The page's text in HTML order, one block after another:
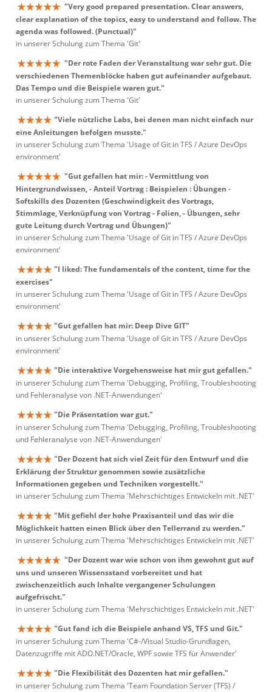
"Very good prepared presentation. Clear answers,
clear explanation of the topics, easy to understand and follow. The
agenda was followed. (Punctual)"
in unserer Schulung zum Thema 'Git'
"Der rote Faden der Veranstaltung war sehr gut. Die
verschiedenen Themenblöcke haben gut aufeinander aufgebaut.
Das Tempo und die Beispiele waren gut."
in unserer Schulung zum Thema 'Git'
"Viele nützliche Labs, bei denen man nicht einfach nur
eine Anleitungen befolgen musste."
in unserer Schulung zum Thema 'Usage of Git in TFS / Azure DevOps
environment'
"Gut gefallen hat mir: - Vermittlung von
Hintergrundwissen, - Anteil Vortrag : Beispielen : Übungen -
Softskills des Dozenten (Geschwindigkeit des Vortrags,
Stimmlage, Verknüpfung von Vortrag - Folien, - Übungen, sehr
gute Leitung durch Vortrag und Übungen)"
in unserer Schulung zum Thema 'Usage of Git in TFS / Azure DevOps
environment'
"I liked: The fundamentals of the content, time for the
exercises"
in unserer Schulung zum Thema 'Usage of Git in TFS / Azure DevOps
environment'
"Gut gefallen hat mir: Deep Dive GIT"
in unserer Schulung zum Thema 'Usage of Git in TFS / Azure DevOps
environment'
"Die interaktive Vorgehensweise hat mir gut gefallen."
in unserer Schulung zum Thema 'Debugging, Profiling, Troubleshooting
und Fehleranalyse von .NET-Anwendungen'
"Die Präsentation war gut."
in unserer Schulung zum Thema 'Debugging, Profiling, Troubleshooting
und Fehleranalyse von .NET-Anwendungen'
"Der Dozent hat sich viel Zeit für den Entwurf und die
Erklärung der Struktur genommen sowie zusätzliche
Informationen gegeben und Techniken vorgestellt."
in unserer Schulung zum Thema 'Mehrschichtiges Entwickeln mit .NET'
"Mit gefiehl der hohe Praxisanteil und das wir die
Möglichkeit hatten einen Blick über den Tellerrand zu werden."
in unserer Schulung zum Thema 'Mehrschichtiges Entwickeln mit .NET'
"Der Dozent war wie schon von ihm gewohnt gut auf
uns und unseren Wissensstand vorbereitet und hat
zwischenzeitlich auch Inhalte vergangener Schulungen
aufgefrischt."
in unserer Schulung zum Thema 'Mehrschichtiges Entwickeln mit .NET'
"Gut fand ich die Beispiele anhand VS, TFS und Git."
in unserer Schulung zum Thema 'C#-/Visual Studio-Grundlagen,
Datenzugriffe mit ADO.NET/Oracle, WPF sowie TFS für Anwender'
"Die Flexibilität des Dozenten hat mir gefallen."
in unserer Schulung zum Thema 'Team Foundation Server (TFS) /